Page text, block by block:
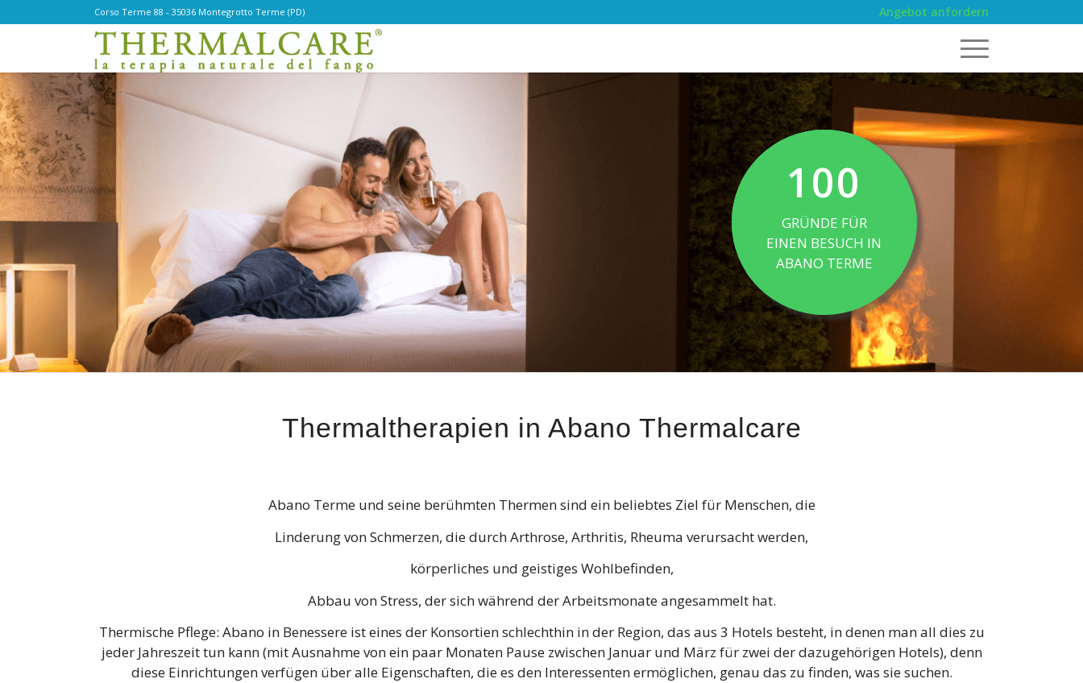
Corso Terme 88 - 35036 Montegrotto Terme (PD) Angebot anfordern
100
GRÜNDE FÜR
EINEN BESUCH IN
ABANO TERME
Thermaltherapien in Abano Thermalcare
Abano Terme und seine berühmten Thermen sind ein beliebtes Ziel für Menschen, die
Linderung von Schmerzen, die durch Arthrose, Arthritis, Rheuma verursacht werden,
körperliches und geistiges Wohlbefinden,
Abbau von Stress, der sich während der Arbeitsmonate angesammelt hat.
Thermische Pflege: Abano in Benessere ist eines der Konsortien schlechthin in der Region, das aus 3 Hotels besteht, in denen man all dies zu
jeder Jahreszeit tun kann (mit Ausnahme von ein paar Monaten Pause zwischen Januar und März für zwei der dazugehörigen Hotels), denn
diese Einrichtungen verfügen über alle Eigenschaften, die es den Interessenten ermöglichen, genau das zu finden, was sie suchen.